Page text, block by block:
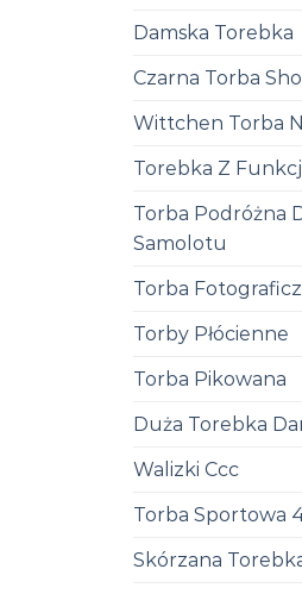
Damska Torebka
Czarna Torba
Wittchen Torba
Torebka Z
Torba Podróżna
Samolotu
Torba
Torby Płócienne
Torba Pikowana
Duża Torebka
Walizki Ccc
Torba Sportowa
Skórzana